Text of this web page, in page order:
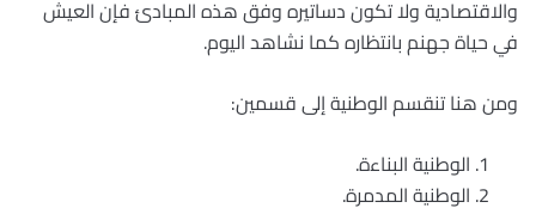
والاقتصادية ولا تكون دساتيره وفق هذه المبادئ فإن العيش
في حياة جهنم بانتظاره كما نشاهد اليوم.
ومن هنا تنقسم الوطنية إلى قسمين:
الوطنية البناءة.
الوطنية المدمرة.